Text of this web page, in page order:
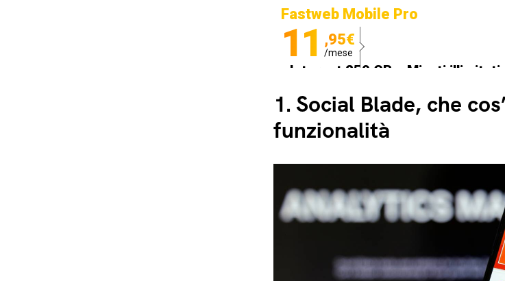
Fastweb Mobile Pro
11 ,95€
/mese
Internet 250 GB e Minuti illimitati
1. Social Blade, che
funzionalità